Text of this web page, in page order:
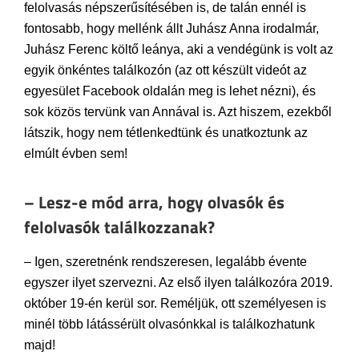
felolvasás népszerűsítésében is, de talán ennél is
fontosabb, hogy mellénk állt Juhász Anna irodalmár,
Juhász Ferenc költő leánya, aki a vendégünk is volt az
egyik önkéntes találkozón (az ott készült videót az
egyesület Facebook oldalán meg is lehet nézni), és
sok közös tervünk van Annával is. Azt hiszem, ezekből
látszik, hogy nem tétlenkedtünk és unatkoztunk az
elmúlt évben sem!
– Lesz-e mód arra, hogy olvasók és
felolvasók találkozzanak?
– Igen, szeretnénk rendszeresen, legalább évente
egyszer ilyet szervezni. Az első ilyen találkozóra 2019.
október 19-én kerül sor. Reméljük, ott személyesen is
minél több látássérült olvasónkkal is találkozhatunk
majd!